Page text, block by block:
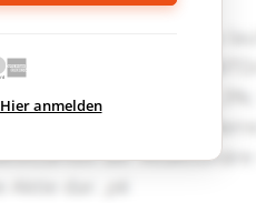
Hier anmelden